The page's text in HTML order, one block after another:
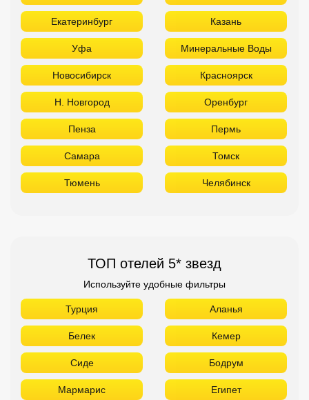
Екатеринбург Казань
Уфа Минеральные Воды
Новосибирск Красноярск
Н. Новгород Оренбург
Пенза Пермь
Самара Томск
Тюмень Челябинск
ТОП отелей 5* звезд
Используйте удобные фильтры
Турция Аланья
Белек Кемер
Сиде Бодрум
Мармарис Египет